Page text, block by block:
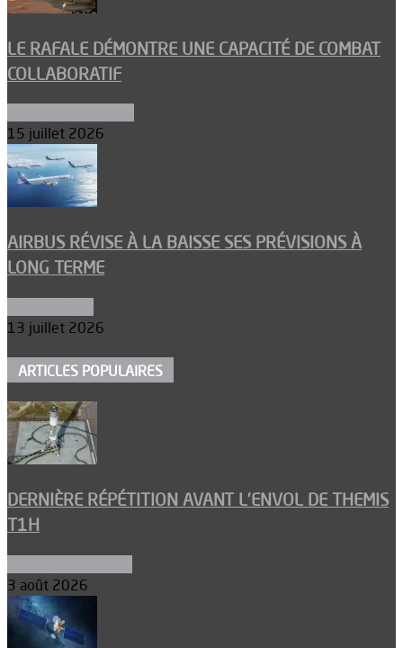
LE RAFALE DÉMONTRE UNE CAPACITÉ DE COMBAT
COLLABORATIF
15 juillet 2026
AIRBUS RÉVISE À LA BAISSE SES PRÉVISIONS À
LONG TERME
13 juillet 2026
ARTICLES POPULAIRES
DERNIÈRE RÉPÉTITION AVANT L’ENVOL DE THEMIS
T1H
3 août 2026